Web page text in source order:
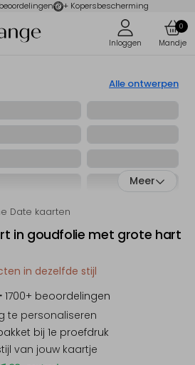
+ Kopersbescherming
0
Alle ontwerpen
Meer
Date kaarten
in goudfolie met grote hart
in dezelfde stijl
1700+ beoordelingen
te personaliseren
bij 1e proefdruk
van jouw kaartje